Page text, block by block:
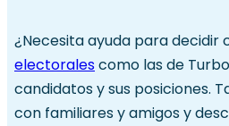
¿Necesita ayuda para decidir
electoralescomo las de
candidatos y sus posiciones.
con familiares y amigos y